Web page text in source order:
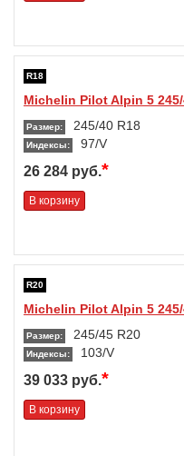
R18
Michelin Pilot Alpin 5 245/
Размер: 245/40 R18
Индексы: 97/V
26 284 руб.*
В корзину
R20
Michelin Pilot Alpin 5 245/
Размер: 245/45 R20
Индексы: 103/V
39 033 руб.*
В корзину